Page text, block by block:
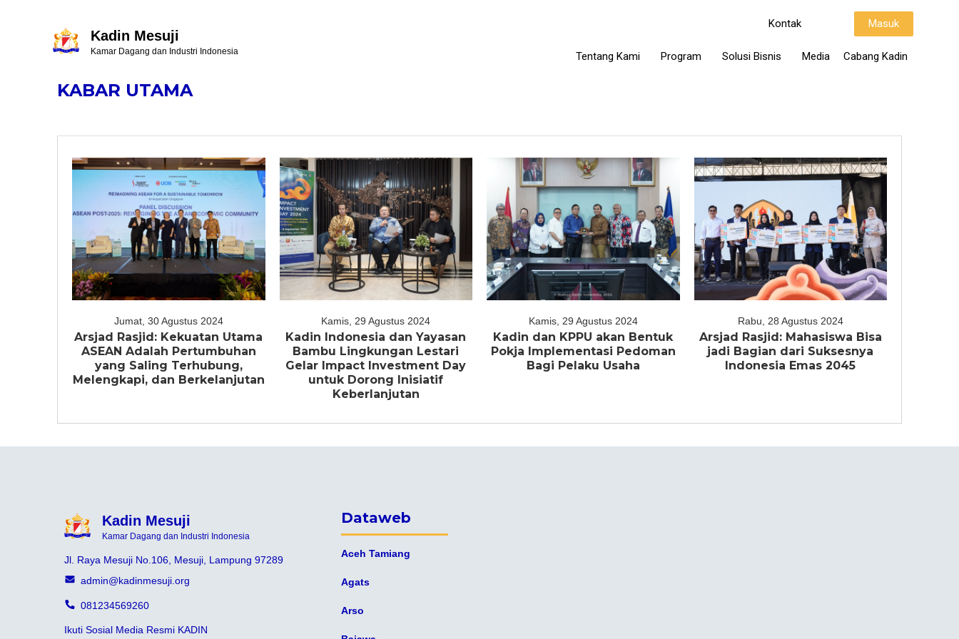
Kadin Mesuji
Kamar Dagang dan Industri Indonesia
Kontak Masuk
Tentang Kami Program Solusi Bisnis Media Cabang Kadin
KABAR UTAMA
Jumat, 30 Agustus 2024
Arsjad Rasjid: Kekuatan Utama
ASEAN Adalah Pertumbuhan
yang Saling Terhubung,
Melengkapi, dan Berkelanjutan
Kamis, 29 Agustus 2024
Kadin Indonesia dan Yayasan
Bambu Lingkungan Lestari
Gelar Impact Investment Day
untuk Dorong Inisiatif
Keberlanjutan
Kamis, 29 Agustus 2024
Kadin dan KPPU akan Bentuk
Pokja Implementasi Pedoman
Bagi Pelaku Usaha
Rabu, 28 Agustus 2024
Arsjad Rasjid: Mahasiswa Bisa
jadi Bagian dari Suksesnya
Indonesia Emas 2045
Kadin Mesuji
Kamar Dagang dan Industri Indonesia
Jl. Raya Mesuji No.106, Mesuji, Lampung 97289
admin@kadinmesuji.org
081234569260
Ikuti Sosial Media Resmi KADIN
Dataweb
Aceh Tamiang
Agats
Arso